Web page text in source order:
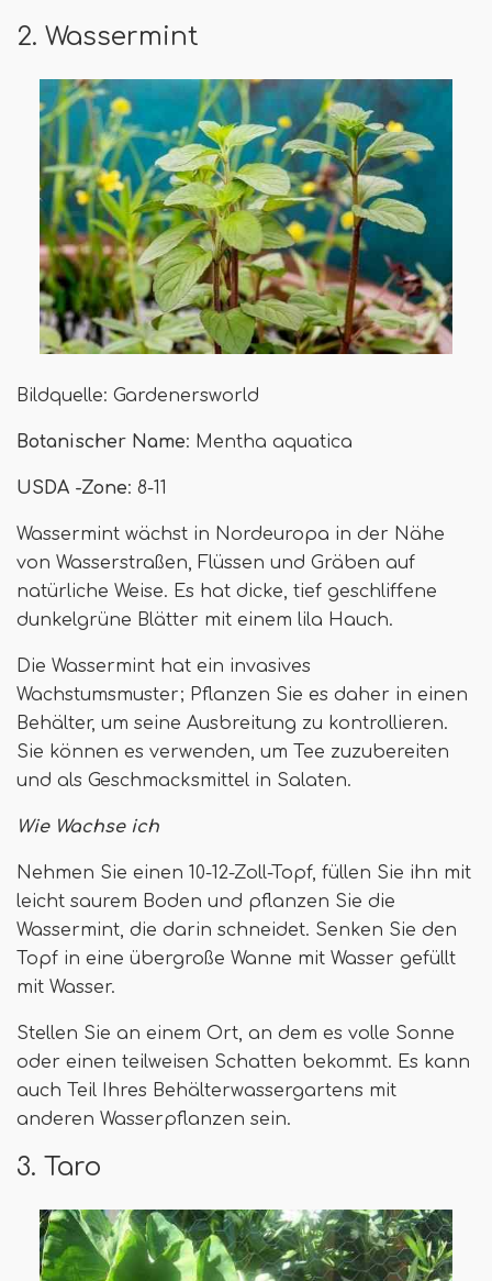
2. Wassermint
Bildquelle: Gardenersworld
Botanischer Name: Mentha aquatica
USDA -Zone: 8-11
Wassermint wächst in Nordeuropa in der Nähe
von Wasserstraßen, Flüssen und Gräben auf
natürliche Weise. Es hat dicke, tief geschliffene
dunkelgrüne Blätter mit einem lila Hauch.
Die Wassermint hat ein invasives
Wachstumsmuster; Pflanzen Sie es daher in einen
Behälter, um seine Ausbreitung zu kontrollieren.
Sie können es verwenden, um Tee zuzubereiten
und als Geschmacksmittel in Salaten.
Wie Wachse ich
Nehmen Sie einen 10-12-Zoll-Topf, füllen Sie ihn mit
leicht saurem Boden und pflanzen Sie die
Wassermint, die darin schneidet. Senken Sie den
Topf in eine übergroße Wanne mit Wasser gefüllt
mit Wasser.
Stellen Sie an einem Ort, an dem es volle Sonne
oder einen teilweisen Schatten bekommt. Es kann
auch Teil Ihres Behälterwassergartens mit
anderen Wasserpflanzen sein.
3. Taro